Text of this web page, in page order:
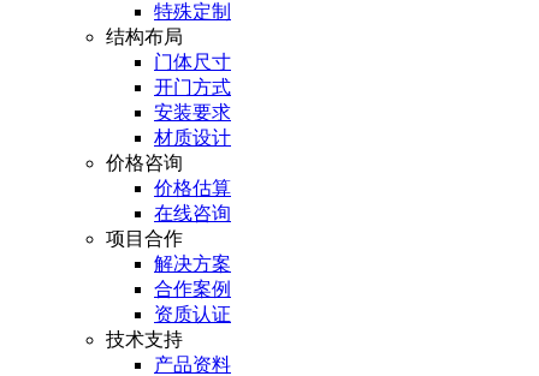
特殊定制
结构布局
门体尺寸
开门方式
安装要求
材质设计
价格咨询
价格估算
在线咨询
项目合作
解决方案
合作案例
资质认证
技术支持
产品资料